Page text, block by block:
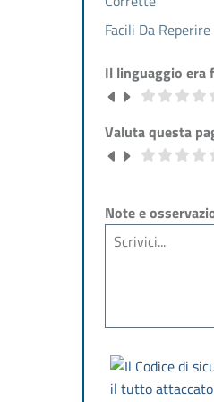
Facili Da Reperire
Il linguaggio era
Valuta questa
Note e